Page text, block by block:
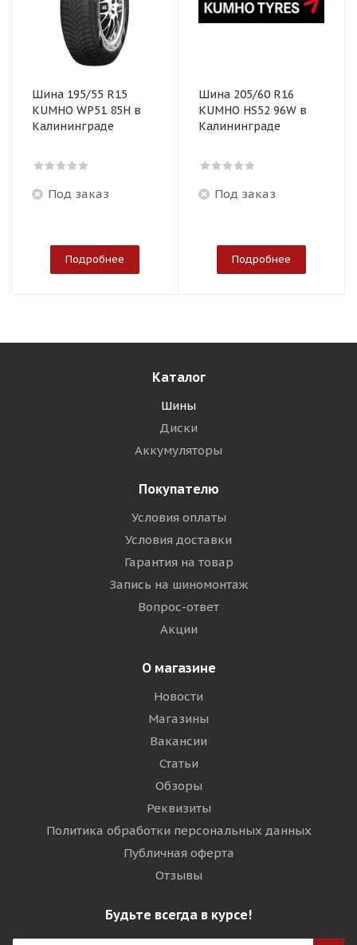
Шина 195/55 R15
KUMHO WP51 85H в
Калининграде
Под заказ
Подробнее
Шина 205/60 R16
KUMHO HS52 96W в
Калининграде
Под заказ
Подробнее
Каталог
Шины
Диски
Аккумуляторы
Покупателю
Условия оплаты
Условия доставки
Гарантия на товар
Запись на шиномонтаж
Вопрос-ответ
Акции
О магазине
Новости
Магазины
Вакансии
Статьи
Обзоры
Реквизиты
Политика обработки персональных данных
Публичная оферта
Отзывы
Будьте всегда в курсе!